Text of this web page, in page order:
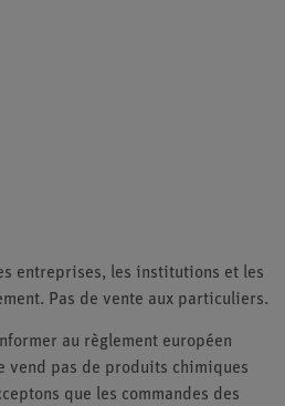
entreprises, les institutions et les
Pas de vente aux particuliers.
au règlement européen
vend pas de produits chimiques
que les commandes des